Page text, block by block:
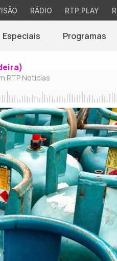
RÁDIO RTP PLAY
Especiais Programas
RTP Notícias